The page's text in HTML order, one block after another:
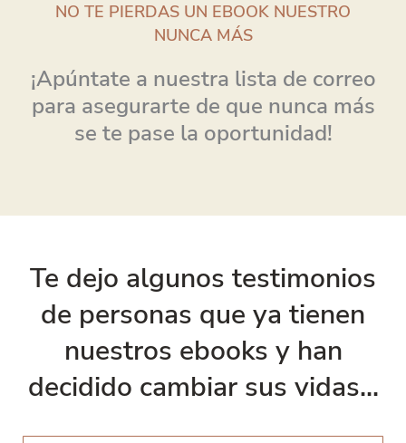
NO TE PIERDAS UN EBOOK NUESTRO
NUNCA MÁS
¡Apúntate a nuestra lista de correo
para asegurarte de que nunca más
se te pase la oportunidad!
Te dejo algunos testimonios
de personas que ya tienen
nuestros ebooks y han
decidido cambiar sus vidas...